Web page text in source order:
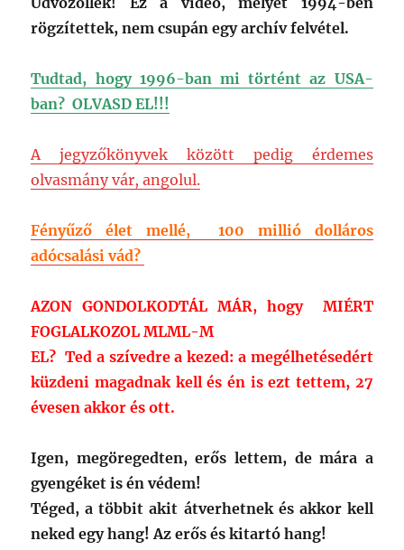
rögzítettek, nem csupán egy archív felvétel.
Tudtad, hogy 1996-ban mi történt az USA-
ban? OLVASD EL!!!
A jegyzőkönyvek között pedig érdemes
olvasmány vár, angolul.
Fényűző élet mellé, 100 millió dolláros
adócsalási vád?
AZON GONDOLKODTÁL MÁR, hogy MIÉRT
FOGLALKOZOL MLML-M
EL? Ted a szívedre a kezed: a megélhetésedért
küzdeni magadnak kell és én is ezt tettem, 27
évesen akkor és ott.
Igen, megöregedten, erős lettem, de mára a
gyengéket is én védem!
Téged, a többit akit átverhetnek és akkor kell
neked egy hang! Az erős és kitartó hang!